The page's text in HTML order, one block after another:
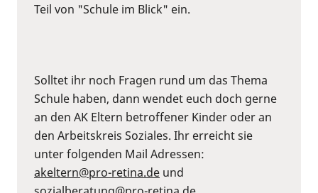
Teil von "Schule im Blick" ein.
Solltet ihr noch Fragen rund um das Thema
Schule haben, dann wendet euch doch gerne
an den AK Eltern betroffener Kinder oder an
den Arbeitskreis Soziales. Ihr erreicht sie
unter folgenden Mail Adressen:
akeltern@pro-retina.de und